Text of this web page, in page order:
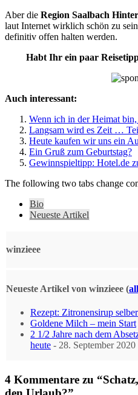
Aber die Region Saalbach
laut Internet wirklich schön zu
definitiv offen halten werden.
Habt Ihr ein paar
Auch interessant:
Wenn ich in der Heimat
Langsam wird es Zeit …
Heute kaufen wir uns ein
Ein Gruß zum Geburtstag?
Gewinnspieltipp: Hotel.de
The following two tabs change
Bio
Neueste Artikel
winzieee
Neueste Artikel von winzieee (
Rezept: Zitronensirup
Goldene Milch – mein Start
2 1/2 Jahre nach dem
heute - 28. September 2020
4 Kommentare zu